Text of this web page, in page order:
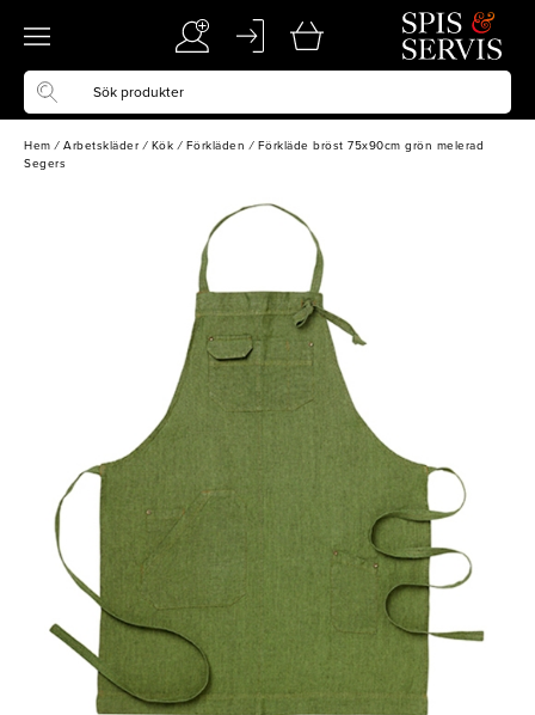
Hem / Arbetskläder / Kök / Förkläden / Förkläde bröst 75x90cm grön melerad
Segers